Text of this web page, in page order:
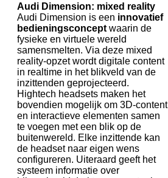
Audi Dimension: mixed reality
Audi Dimension is een innovatief
bedieningsconcept waarin de
fysieke en virtuele wereld
samensmelten. Via deze mixed
reality-opzet wordt digitale content
in realtime in het blikveld van de
inzittenden geprojecteerd.
Hightech headsets maken het
bovendien mogelijk om 3D-content
en interactieve elementen samen
te voegen met een blik op de
buitenwereld. Elke inzittende kan
de headset naar eigen wens
configureren. Uiteraard geeft het
systeem informatie over